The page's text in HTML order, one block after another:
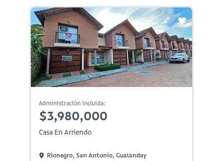
Administración incluida:
$3,980,000
Casa En Arriendo
Rionegro, San Antonio, Gualanday